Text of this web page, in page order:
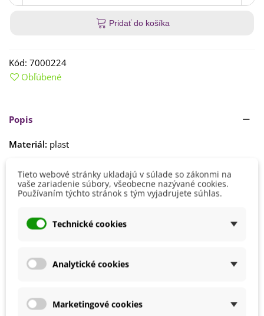
Pridať do košíka
Kód: 7000224
Obľúbené
Popis
Materiál: plast
Farba: hnedá
Čítaj viac
ean138590394010904
Mohli byste ešte potrebovať
Tieto webové stránky ukladajú v súlade so zákonmi na
vaše zariadenie súbory, všeobecne nazývané cookies.
Používaním týchto stránok s tým vyjadrujete súhlas.
Technické cookies
Analytické cookies
Marketingové cookies